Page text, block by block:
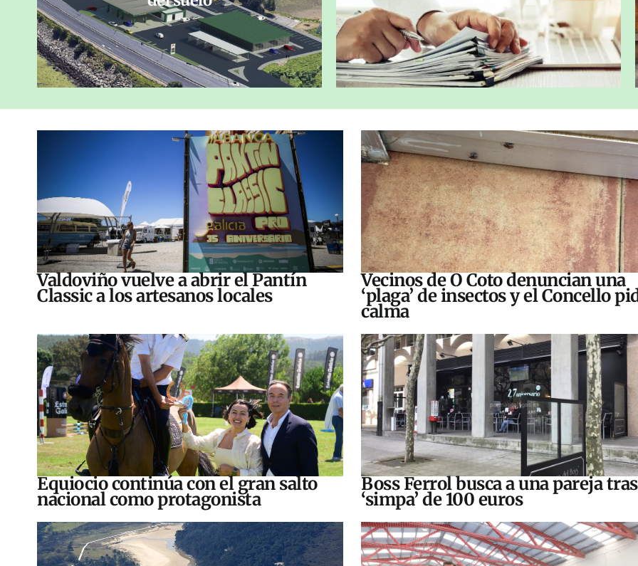
Valdoviño vuelve a abrir el Pantín
Classic a los artesanos locales
Vecinos de O Coto denuncian una
‘plaga’ de insectos y el Concello
calma
Equiocio continúa con el gran salto
nacional como protagonista
Boss Ferrol busca a una pareja
‘simpa’ de 100 euros